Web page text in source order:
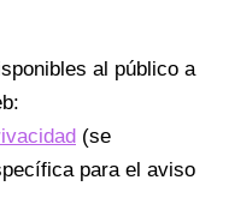
al público a
(se
para el aviso